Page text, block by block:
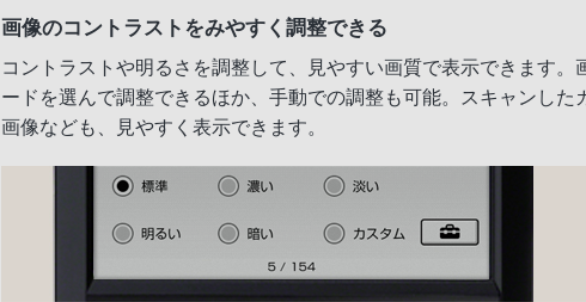
画像のコントラストをみやすく調整できる
コントラストや明るさを調整して、見やすい画質で表示できます。
ードを選んで調整できるほか、手動での調整も可能。スキャンした
画像なども、見やすく表示できます。